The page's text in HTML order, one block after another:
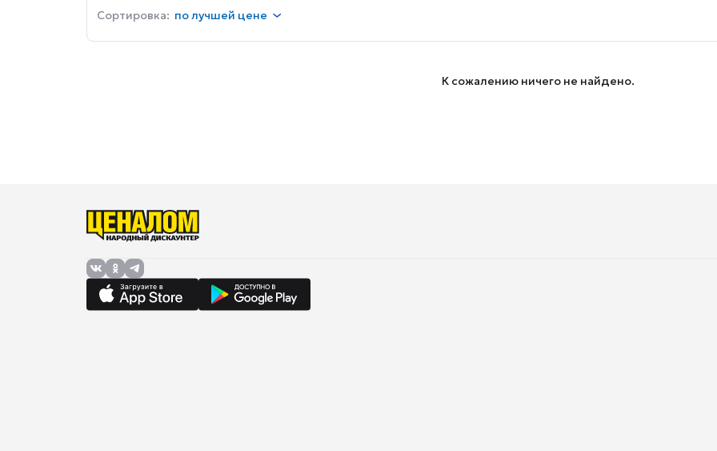
Серые
Голубые
Сортировка: получшей цене
К сожалению ничего не найдено.